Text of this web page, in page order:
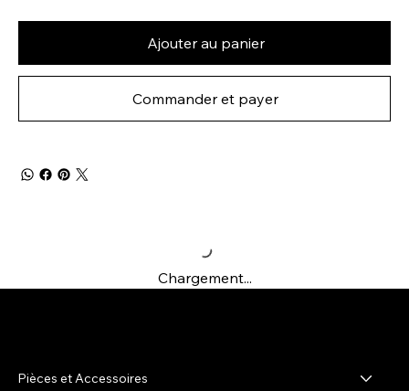
Ajouter au panier
Commander et payer
Chargement...
Pièces et Accessoires